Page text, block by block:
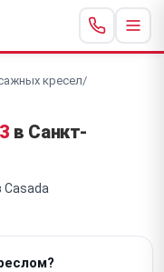
кресел/
в Санкт-
Casada